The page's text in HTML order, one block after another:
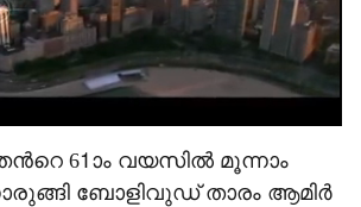
61ാം വയസിൽ മൂന്നാം
ബോളിവുഡ് താരം ആമിർ